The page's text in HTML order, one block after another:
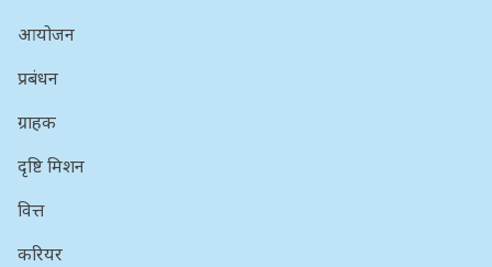
आयोजन
प्रबंधन
ग्राहक
दृष्टि मिशन
वित्त
करियर